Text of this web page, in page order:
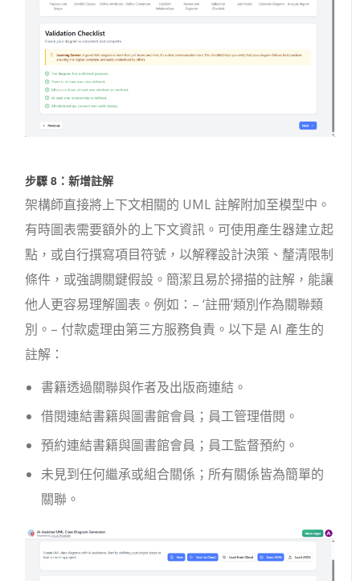
步驟 8：新增註解
架構師直接將上下文相關的 UML 註解附加至模型中。
有時圖表需要額外的上下文資訊。可使用產生器建立起
點，或自行撰寫項目符號，以解釋設計決策、釐清限制
條件，或強調關鍵假設。簡潔且易於掃描的註解，能讓
他人更容易理解圖表。例如：– ‘註冊’類別作為關聯類
別。– 付款處理由第三方服務負責。以下是 AI 產生的
註解：
書籍透過關聯與作者及出版商連結。
借閱連結書籍與圖書館會員；員工管理借閱。
預約連結書籍與圖書館會員；員工監督預約。
未見到任何繼承或組合關係；所有關係皆為簡單的
關聯。